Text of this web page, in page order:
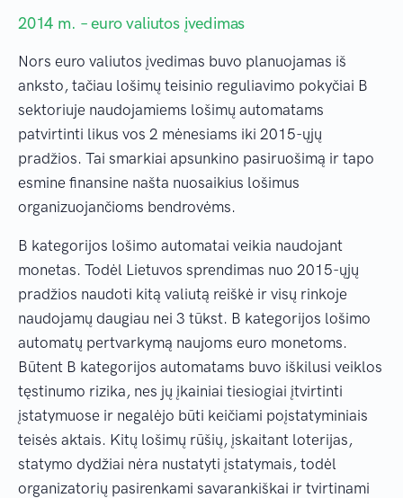
2014 m. – euro valiutos įvedimas
Nors euro valiutos įvedimas buvo planuojamas iš
anksto, tačiau lošimų teisinio reguliavimo pokyčiai B
sektoriuje naudojamiems lošimų automatams
patvirtinti likus vos 2 mėnesiams iki 2015-ųjų
pradžios. Tai smarkiai apsunkino pasiruošimą ir tapo
esmine finansine našta nuosaikius lošimus
organizuojančioms bendrovėms.
B kategorijos lošimo automatai veikia naudojant
monetas. Todėl Lietuvos sprendimas nuo 2015-ųjų
pradžios naudoti kitą valiutą reiškė ir visų rinkoje
naudojamų daugiau nei 3 tūkst. B kategorijos lošimo
automatų pertvarkymą naujoms euro monetoms.
Būtent B kategorijos automatams buvo iškilusi veiklos
tęstinumo rizika, nes jų įkainiai tiesiogiai įtvirtinti
įstatymuose ir negalėjo būti keičiami poįstatyminiais
teisės aktais. Kitų lošimų rūšių, įskaitant loterijas,
statymo dydžiai nėra nustatyti įstatymais, todėl
organizatorių pasirenkami savarankiškai ir tvirtinami